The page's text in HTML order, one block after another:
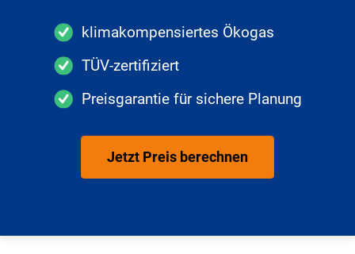
klimakompensiertes Ökogas
TÜV-zertifiziert
Preisgarantie für sichere Planung
Jetzt Preis berechnen
Animationen ausschalten